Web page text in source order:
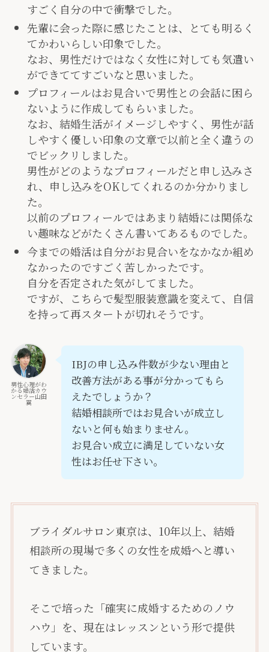
すごく自分の中で衝撃でした。
先輩に会った際に感じたことは、とても明るく
てかわいらしい印象でした。
なお、男性だけではなく女性に対しても気遣い
ができててすごいなと思いました。
プロフィールはお見合いで男性との会話に困ら
ないように作成してもらいました。
なお、結婚生活がイメージしやすく、男性が話
しやすく優しい印象の文章で以前と全く違うの
でビックリしました。
男性がどのようなプロフィールだと申し込みさ
れ、申し込みをOKしてくれるのか分かりまし
た。
以前のプロフィールではあまり結婚には関係な
い趣味などがたくさん書いてあるものでした。
今までの婚活は自分がお見合いをなかなか組め
なかったのですごく苦しかったです。
自分を否定された気がしてました。
ですが、こちらで髪型服装意識を変えて、自信
を持って再スタートが切れそうです。
男性心理がわ
かる婚活カウ
ンセラー山田
翼
IBJの申し込み件数が少ない理由と
改善方法がある事が分かってもら
えたでしょうか？
結婚相談所ではお見合いが成立し
ないと何も始まりません。
お見合い成立に満足していない女
性はお任せ下さい。
ブライダルサロン東京は、10年以上、結婚
相談所の現場で多くの女性を成婚へと導い
てきました。
そこで培った「確実に成婚するためのノウ
ハウ」を、現在はレッスンという形で提供
しています。